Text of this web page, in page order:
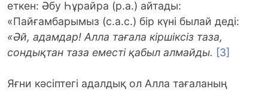
еткен: Әбу Һұрайра (р.а.) айтады:
«Пайғамбарымыз (с.а.с.) бір күні былай деді:
«Әй, адамдар! Алла тағала кіршіксіз таза,
сондықтан таза еместі қабыл алмайды. [3]
Яғни кәсіптегі адалдық ол Алла тағаланың